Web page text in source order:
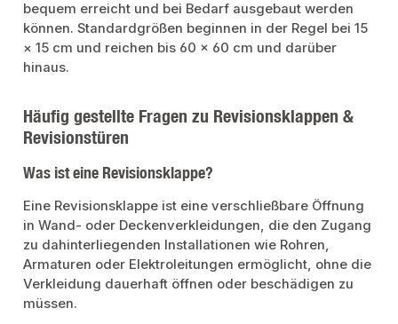
bequem erreicht und bei Bedarf ausgebaut werden
können. Standardgrößen beginnen in der Regel bei 15
× 15 cm und reichen bis 60 × 60 cm und darüber
hinaus.
Häufig gestellte Fragen zu Revisionsklappen &
Revisionstüren
Was ist eine Revisionsklappe?
Eine Revisionsklappe ist eine verschließbare Öffnung
in Wand- oder Deckenverkleidungen, die den Zugang
zu dahinterliegenden Installationen wie Rohren,
Armaturen oder Elektroleitungen ermöglicht, ohne die
Verkleidung dauerhaft öffnen oder beschädigen zu
müssen.